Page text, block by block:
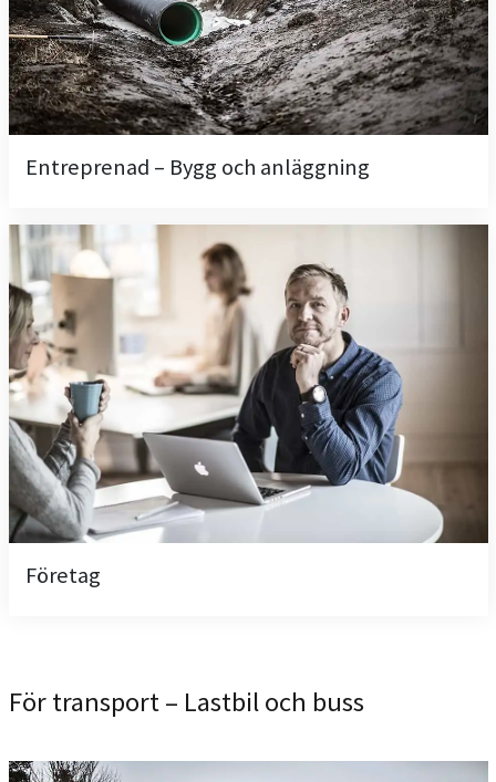
Entreprenad – Bygg och anläggning
Företag
För transport – Lastbil och buss